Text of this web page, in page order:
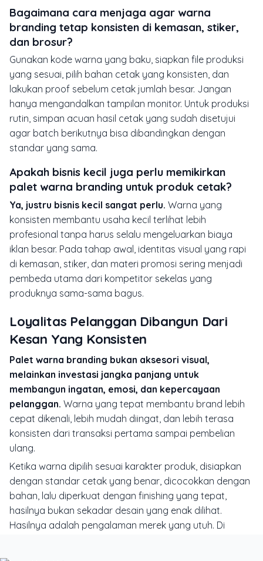
Bagaimana cara menjaga agar warna
branding tetap konsisten di kemasan, stiker,
dan brosur?
Gunakan kode warna yang baku, siapkan file produksi
yang sesuai, pilih bahan cetak yang konsisten, dan
lakukan proof sebelum cetak jumlah besar. Jangan
hanya mengandalkan tampilan monitor. Untuk produksi
rutin, simpan acuan hasil cetak yang sudah disetujui
agar batch berikutnya bisa dibandingkan dengan
standar yang sama.
Apakah bisnis kecil juga perlu memikirkan
palet warna branding untuk produk cetak?
Ya, justru bisnis kecil sangat perlu. Warna yang
konsisten membantu usaha kecil terlihat lebih
profesional tanpa harus selalu mengeluarkan biaya
iklan besar. Pada tahap awal, identitas visual yang rapi
di kemasan, stiker, dan materi promosi sering menjadi
pembeda utama dari kompetitor sekelas yang
produknya sama-sama bagus.
Loyalitas Pelanggan Dibangun Dari
Kesan Yang Konsisten
Palet warna branding bukan aksesori visual,
melainkan investasi jangka panjang untuk
membangun ingatan, emosi, dan kepercayaan
pelanggan. Warna yang tepat membantu brand lebih
cepat dikenali, lebih mudah diingat, dan lebih terasa
konsisten dari transaksi pertama sampai pembelian
ulang.
Ketika warna dipilih sesuai karakter produk, disiapkan
dengan standar cetak yang benar, dicocokkan dengan
bahan, lalu diperkuat dengan finishing yang tepat,
hasilnya bukan sekadar desain yang enak dilihat.
Hasilnya adalah pengalaman merek yang utuh. Di
Jika Anda ingin hasil warna brand lebih akurat,